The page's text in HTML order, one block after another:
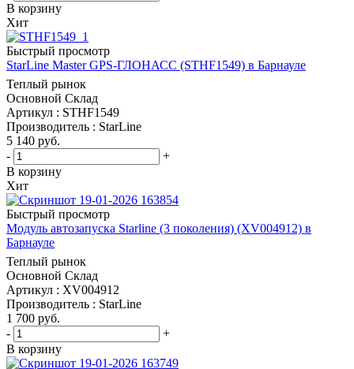
В корзину
Хит
Быстрый просмотр
StarLine Master GPS-ГЛОНАСС (STHF1549) в Барнауле
Теплый рынок
Основной Склад
Артикул : STHF1549
Производитель : StarLine
5 140 руб.
-
+
В корзину
Хит
Быстрый просмотр
Модуль автозапуска Starline (3 поколения) (XV004912) в
Барнауле
Теплый рынок
Основной Склад
Артикул : XV004912
Производитель : StarLine
1 700 руб.
-
+
В корзину